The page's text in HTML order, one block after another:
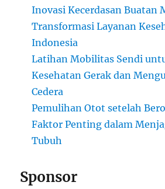
Inovasi Kecerdasan Buatan
Transformasi Layanan
Indonesia
Latihan Mobilitas Sendi
Kesehatan Gerak dan
Cedera
Pemulihan Otot setelah
Faktor Penting dalam
Tubuh
Sponsor